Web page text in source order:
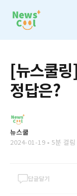
[뉴스쿨
정답은?
뉴스쿨
2024-01-19 - 5분 걸림
답글달기